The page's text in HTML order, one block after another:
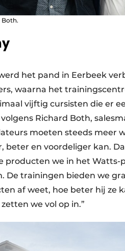
Both.
het pand in Eerbeek
waarna het
vijftig cursisten die er
Richard Both,
moeten steeds meer
beter en voordeliger kan.
producten we in het
De trainingen bieden we
af weet, hoe beter hij ze
we vol op in.”